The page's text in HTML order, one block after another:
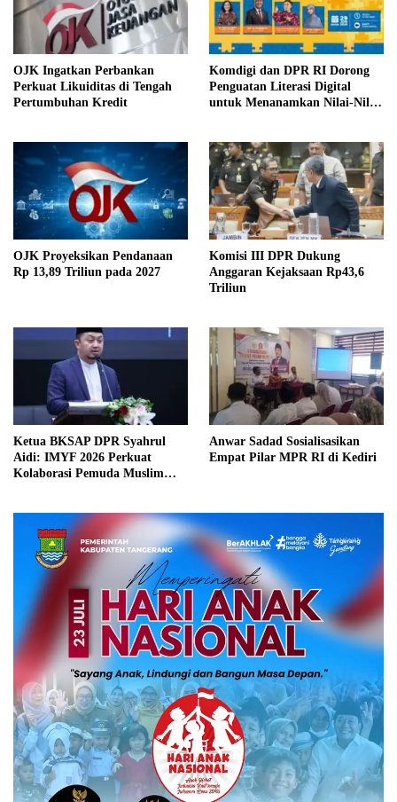
OJK Ingatkan Perbankan
Perkuat Likuiditas di Tengah
Pertumbuhan Kredit
Komdigi dan DPR RI Dorong
Penguatan Literasi Digital
untuk Menanamkan Nilai-Nilai
OJK Proyeksikan Pendanaan
Rp 13,89 Triliun pada 2027
Komisi III DPR Dukung
Anggaran Kejaksaan Rp43,6
Triliun
Ketua BKSAP DPR Syahrul
Aidi: IMYF 2026 Perkuat
Kolaborasi Pemuda Muslim
Anwar Sadad Sosialisasikan
Empat Pilar MPR RI di Kediri